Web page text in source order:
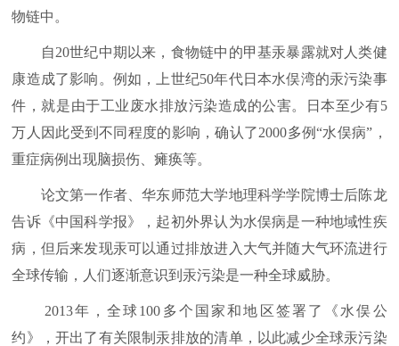
物链中。
自20世纪中期以来，食物链中的甲基汞暴露就对人类健
康造成了影响。例如，上世纪50年代日本水俣湾的汞污染事
件，就是由于工业废水排放污染造成的公害。日本至少有5
万人因此受到不同程度的影响，确认了2000多例“水俣病”，
重症病例出现脑损伤、瘫痪等。
论文第一作者、华东师范大学地理科学学院博士后陈龙
告诉《中国科学报》，起初外界认为水俣病是一种地域性疾
病，但后来发现汞可以通过排放进入大气并随大气环流进行
全球传输，人们逐渐意识到汞污染是一种全球威胁。
2013年，全球100多个国家和地区签署了《水俣公
约》，开出了有关限制汞排放的清单，以此减少全球汞污染